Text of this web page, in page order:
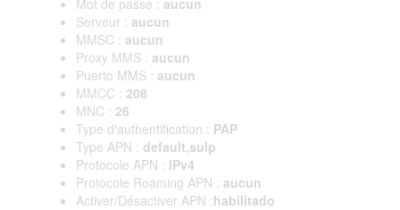
Mot de passe : aucun
Serveur : aucun
MMSC : aucun
Proxy MMS : aucun
Puerto MMS : aucun
MMCC : 208
MNC : 26
Type d'authentification : PAP
Type APN : default,sulp
Protocole APN : IPv4
Protocole Roaming APN : aucun
Activer/Désactiver APN :habilitado